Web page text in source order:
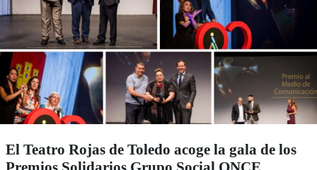
El Teatro Rojas de Toledo acoge la gala de los